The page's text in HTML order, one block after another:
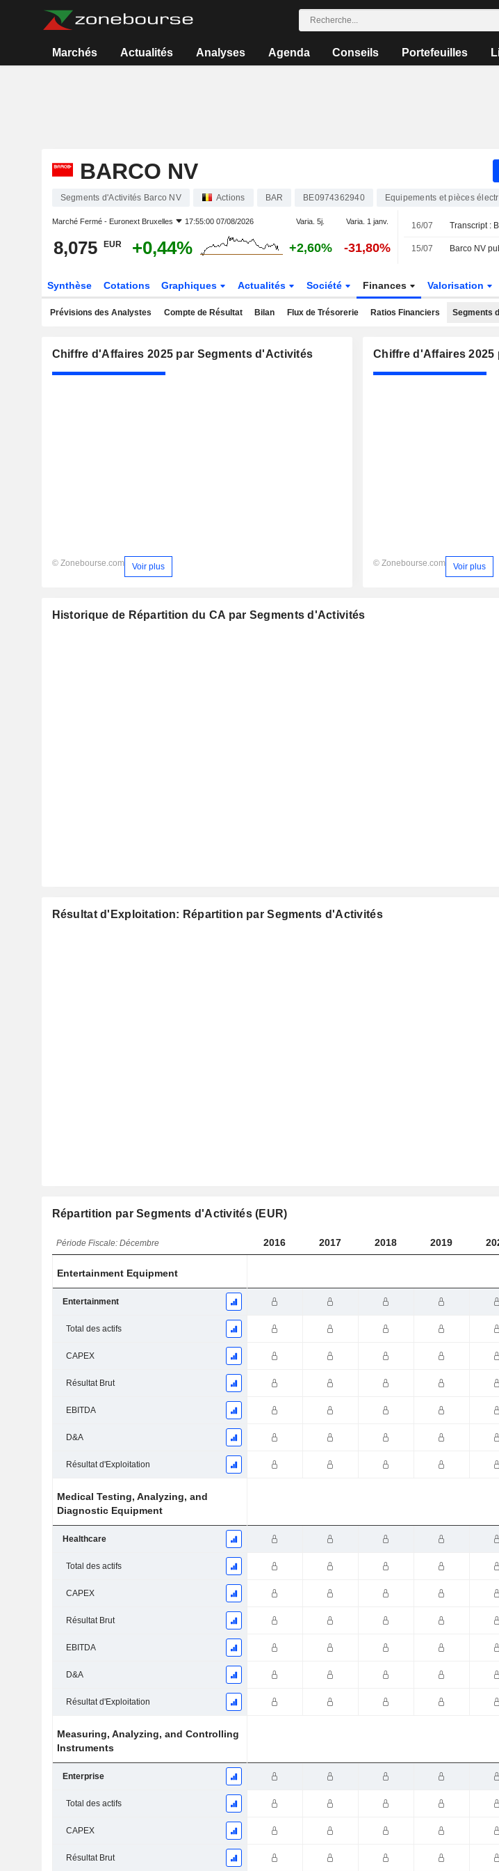
Marchés Actualités Analyses Agenda Conseils Portefeuilles
BARCO NV
Segments d'Activités Barco NV Actions BAR BE0974362940 Equipements et pièces
Marché Fermé - Euronext Bruxelles 17:55:00 07/08/2026 Varia. 5j. Varia. 1 janv.
8,075 EUR +0,44% +2,60% -31,80%
16/07
15/07
Synthèse Cotations Graphiques Actualités Société Finances Valorisation
Prévisions des Analystes Compte de Résultat Bilan Flux de Trésorerie Ratios Financiers Segments
Chiffre d'Affaires 2025 par Segments d'Activités
© Zonebourse.com Voir plus
Chiffre d'Affaires 2025
© Zonebourse.com Voir plus
Historique de Répartition du CA par Segments d'Activités
Résultat d'Exploitation: Répartition par Segments d'Activités
Répartition par Segments d'Activités (EUR)
Période Fiscale: Décembre 2016 2017 2018 2019
Entertainment Equipment
Entertainment
Total des actifs
CAPEX
Résultat Brut
EBITDA
D&A
Résultat d'Exploitation
Medical Testing, Analyzing, and
Diagnostic Equipment
Healthcare
Total des actifs
CAPEX
Résultat Brut
EBITDA
D&A
Résultat d'Exploitation
Measuring, Analyzing, and Controlling
Instruments
Enterprise
Total des actifs
CAPEX
Résultat Brut